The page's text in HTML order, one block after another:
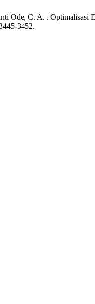
Ode, C. A. .
3452.